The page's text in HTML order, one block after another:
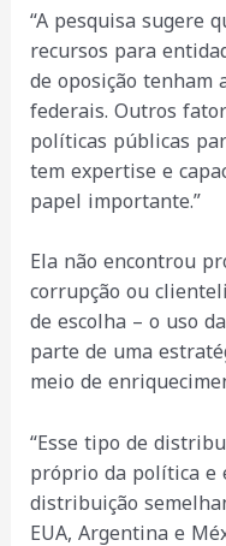
“A pesquisa sugere
recursos para
de oposição tenham
federais. Outros
políticas públicas
tem expertise e
papel importante.”
Ela não encontrou
corrupção ou
de escolha – o uso
parte de uma
meio de
“Esse tipo de
próprio da política e
distribuição
EUA, Argentina e